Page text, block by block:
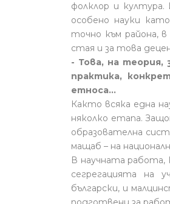
фолклор и
особено науки
точно към района,
стая и за това
- Това, на теория,
практика,
етноса...
Както всяка една
няколко етапа.
образователна
мащаб – на
В научната работа,
сегрегацията на
български, и